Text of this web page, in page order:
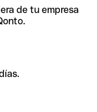
de tu empresa